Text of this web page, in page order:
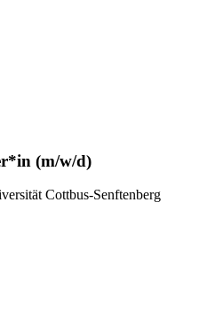
(m/w/d)
Cottbus-Senftenberg